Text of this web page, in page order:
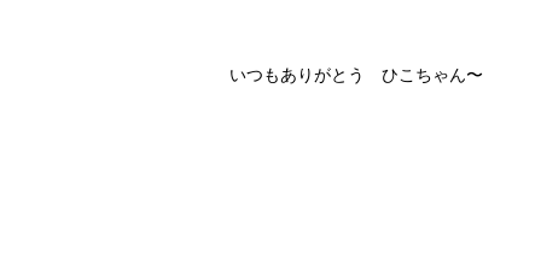
いつもありがとう ひこちゃん〜